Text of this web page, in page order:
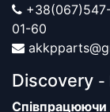
01-60
Discovery -
Співпрацюючи